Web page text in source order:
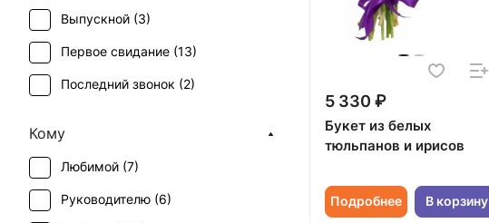
5 330 ₽
Букет из белых
тюльпанов и ирисов
Подробнее В корзину
Выпускной (3)
Первое свидание (13)
Последний звонок (2)
Кому
Любимой (7)
Руководителю (6)